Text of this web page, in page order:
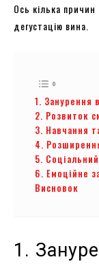
Ось кілька причин
дегустацію вина.
1. Занурення
2. Розвиток
3. Навчання
4.
5.
6. Емоційне
Висновок
1.